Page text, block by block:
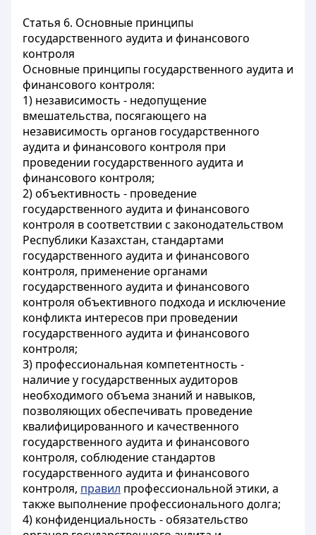
Статья 6. Основные принципы
государственного аудита и финансового
контроля
Основные принципы государственного аудита и
финансового контроля:
1) независимость - недопущение
вмешательства, посягающего на
независимость органов государственного
аудита и финансового контроля при
проведении государственного аудита и
финансового контроля;
2) объективность - проведение
государственного аудита и финансового
контроля в соответствии с законодательством
Республики Казахстан, стандартами
государственного аудита и финансового
контроля, применение органами
государственного аудита и финансового
контроля объективного подхода и исключение
конфликта интересов при проведении
государственного аудита и финансового
контроля;
3) профессиональная компетентность -
наличие у государственных аудиторов
необходимого объема знаний и навыков,
позволяющих обеспечивать проведение
квалифицированного и качественного
государственного аудита и финансового
контроля, соблюдение стандартов
государственного аудита и финансового
контроля, правил профессиональной этики, а
также выполнение профессионального долга;
4) конфиденциальность - обязательство